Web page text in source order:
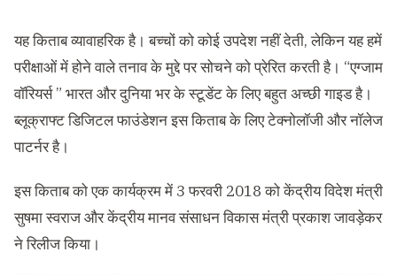
यह किताब व्यावाहरिक है। बच्चों को कोई उपदेश नहीं देती, लेकिन यह हमें
परीक्षाओं में होने वाले तनाव के मुद्दे पर सोचने को प्रेरित करती है। “एग्जाम
वॉरियर्स” भारत और दुनिया भर के स्टूडेंट के लिए बहुत अच्छी गाइड है।
ब्लूक्राफ्ट डिजिटल फाउंडेशन इस किताब के लिए टेक्नोलॉजी और नॉलेज
पाटर्नर है।
इस किताब को एक कार्यक्रम में 3 फरवरी 2018 को केंद्रीय विदेश मंत्री
सुषमा स्वराज और केंद्रीय मानव संसाधन विकास मंत्री प्रकाश जावड़ेकर
ने रिलीज किया।